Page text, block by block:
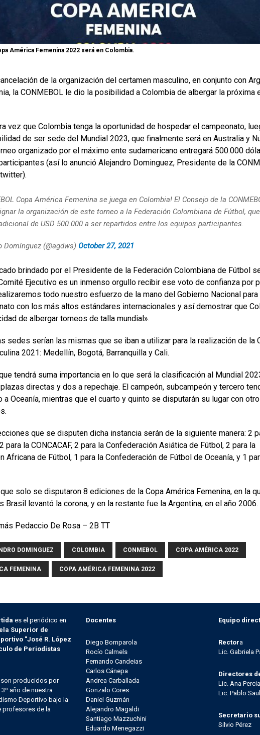
América Femenina 2022 será en Colombia.
de la organización del certamen masculino, en conjunto con
la CONMEBOL le dio la posibilidad a Colombia de albergar la próxima
vez que Colombia tenga la oportunidad de hospedar el campeonato,
de ser sede del Mundial 2023, que finalmente será en Australia y
organizado por el máximo ente sudamericano entregará 500.000
(así lo anunció Alejandro Dominguez, Presidente de la
Copa América Femenina se juega en Colombia! El Consejo de la
la organización de este torneo a la Federación Colombiana de Fútbol,
de USD 500.000 a ser repartidos entre los equipos participantes.
Domínguez (@agdws) October 27, 2021
brindado por el Presidente de la Federación Colombiana de Fútbol
Ejecutivo es un inmenso orgullo recibir ese voto de confianza por
todo nuestro esfuerzo de la mano del Gobierno Nacional
con los más altos estándares internacionales y así demostrar que
de albergar torneos de talla mundial».
sedes serían las mismas que se iban a utilizar para la realización de la
2021: Medellín, Bogotá, Barranquilla y Cali.
tendrá suma importancia en lo que será la clasificación al Mundial
directas y dos a repechaje. El campeón, subcampeón y tercero
Oceanía, mientras que el cuarto y quinto se disputarán su lugar con
que se disputen dicha instancia serán de la siguiente manera: 2
para la CONCACAF, 2 para la Confederación Asiática de Fútbol, 2 para la
Africana de Fútbol, 1 para la Confederación de Fútbol de Oceanía, y 1
solo se disputaron 8 ediciones de la Copa América Femenina, en la
Brasil levantó la corona, y en la restante fue la Argentina, en el año 2006.
Pedaccio De Rosa – 2B TT
DOMINGUEZ COLOMBIA CONMEBOL COPA AMÉRICA 2022
FEMENINA COPA AMÉRICA FEMENINA 2022
es el periódico en
Superior de
"José R. López
de Periodistas
producidos por
año de nuestra
Deportivo bajo la
profesores de la
Docentes
Diego Bomparola
Rocío Calmels
Fernando Candeias
Carlos Cánepa
Andrea Carballada
Gonzalo Cores
Daniel Guzmán
Alejandro Magaldi
Santiago Mazzuchini
Eduardo Menegazzi
Equipo
Rectora
Lic. Gabriela
Directores
Lic. Ana
Lic. Pablo
Secretario
Silvio Pérez